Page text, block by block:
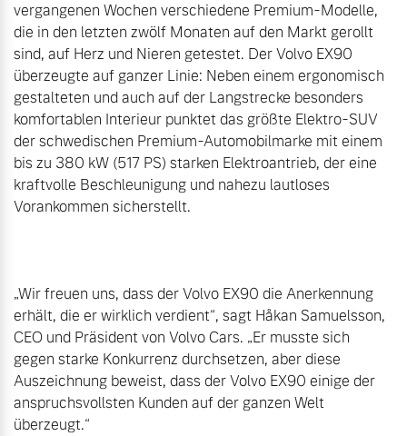
vergangenen Wochen verschiedene Premium-Modelle,
die in den letzten zwölf Monaten auf den Markt gerollt
sind, auf Herz und Nieren getestet. Der Volvo EX90
überzeugte auf ganzer Linie: Neben einem ergonomisch
gestalteten und auch auf der Langstrecke besonders
komfortablen Interieur punktet das größte Elektro-SUV
der schwedischen Premium-Automobilmarke mit einem
bis zu 380 kW (517 PS) starken Elektroantrieb, der eine
kraftvolle Beschleunigung und nahezu lautloses
Vorankommen sicherstellt.
„Wir freuen uns, dass der Volvo EX90 die Anerkennung
erhält, die er wirklich verdient“, sagt Håkan Samuelsson,
CEO und Präsident von Volvo Cars. „Er musste sich
gegen starke Konkurrenz durchsetzen, aber diese
Auszeichnung beweist, dass der Volvo EX90 einige der
anspruchsvollsten Kunden auf der ganzen Welt
überzeugt.“